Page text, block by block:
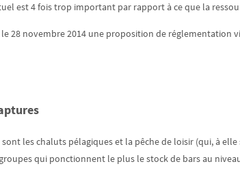
est 4 fois trop important par rapport à ce que la
28 novembre 2014 une proposition de réglementation
les chaluts pélagiques et la pêche de loisir (qui, à
qui ponctionnent le plus le stock de bars au